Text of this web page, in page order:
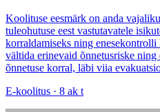
Koolituse eesmärk on anda
tuleohutuse eest vastutavatele
korraldamiseks ning
vältida erinevaid õnnetusriske ning
õnnetuse korral, läbi viia
E-koolitus · 8 ak t